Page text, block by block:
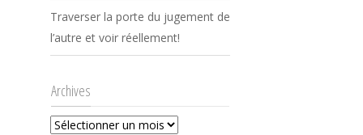
Traverser la porte du jugement de
l’autre et voir réellement!
Archives
Archives